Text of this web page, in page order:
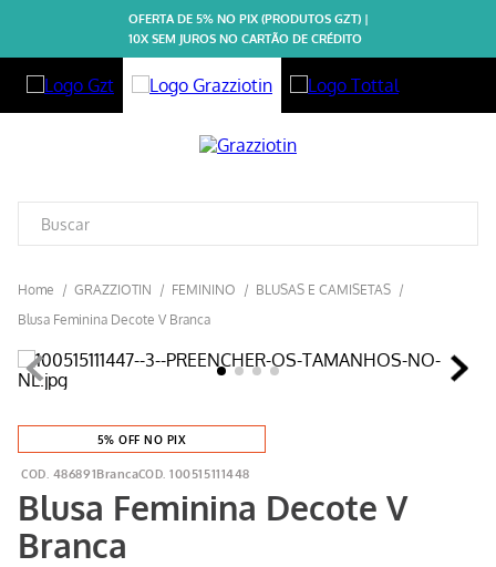
OFERTA DE 5% NO PIX (PRODUTOS GZT) |
10X SEM JUROS NO CARTÃO DE CRÉDITO
GRAZZIOTIN FEMININO
BLUSAS E CAMISETAS
Blusa Feminina Decote V Branca
5% OFF NO PIX
486891Branca 100515111448
Blusa Feminina Decote V
Branca